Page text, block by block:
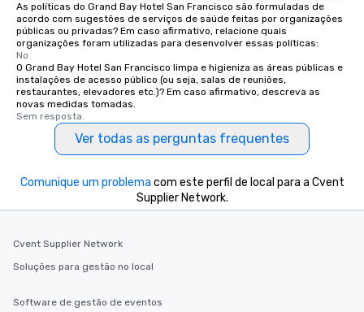
As políticas do Grand Bay Hotel San Francisco são formuladas de
acordo com sugestões de serviços de saúde feitas por organizações
públicas ou privadas? Em caso afirmativo, relacione quais
organizações foram utilizadas para desenvolver essas políticas:
No
O Grand Bay Hotel San Francisco limpa e higieniza as áreas públicas e
instalações de acesso público (ou seja, salas de reuniões,
restaurantes, elevadores etc.)? Em caso afirmativo, descreva as
novas medidas tomadas.
Sem resposta.
Ver todas as perguntas frequentes
Comunique um problema com este perfil de local para a Cvent
Supplier Network.
Cvent Supplier Network
Soluções para gestão no local
Software de gestão de eventos